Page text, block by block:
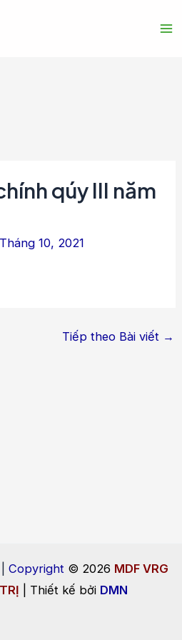
qúy III năm
10, 2021
Tiếp theo Bài viết →
|Copyright © 2026 MDF VRG
| Thiết kế bởi DMN